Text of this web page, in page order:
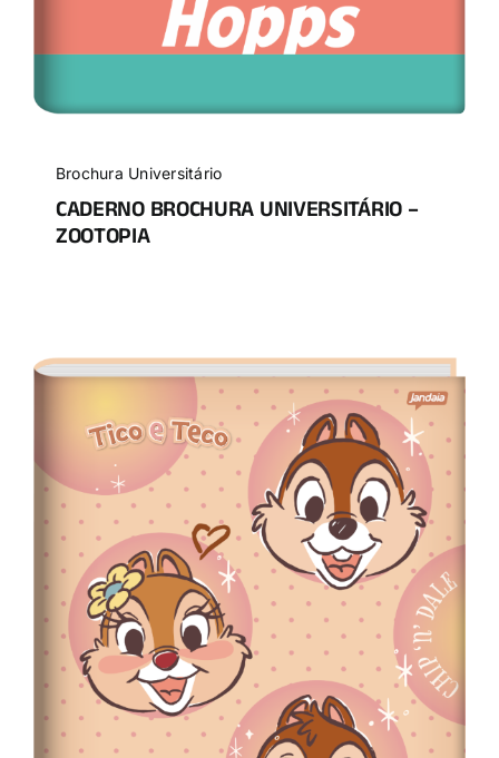
Brochura Universitário
CADERNO BROCHURA UNIVERSITÁRIO –
ZOOTOPIA